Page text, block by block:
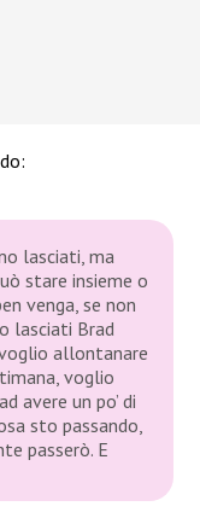
lasciati, ma
stare insieme o
venga, se non
lasciati Brad
allontanare
voglio
avere un po’ di
sto passando,
passerò. E